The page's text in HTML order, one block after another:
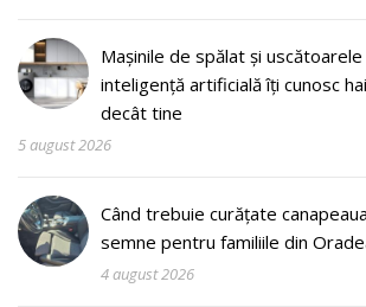
Mașinile de spălat și
inteligență artificială îți cunosc
decât tine
5 august 2026
Când trebuie curățate
semne pentru familiile din
4 august 2026